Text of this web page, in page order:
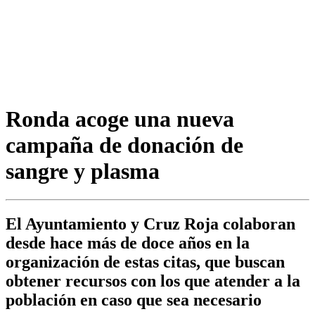
Ronda acoge una nueva
campaña de donación de
sangre y plasma
El Ayuntamiento y Cruz Roja colaboran
desde hace más de doce años en la
organización de estas citas, que buscan
obtener recursos con los que atender a la
población en caso que sea necesario